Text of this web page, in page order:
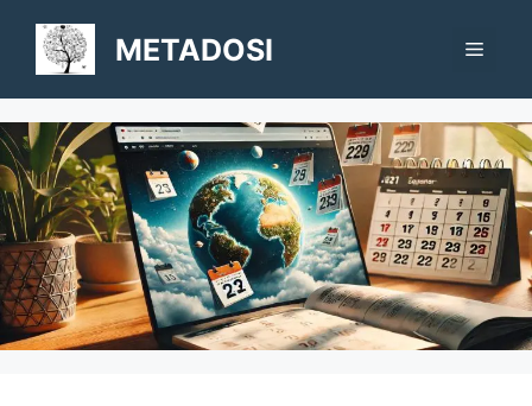
contenu
METADOSI Menu